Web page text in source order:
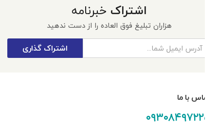
اشتراکخبرنامه
هزاران تبلیغ فوق العاده را از دست ندهید
اشتراک گذاری
تماس با ما
۰۹۳۰۸۴۹۷۲۲۵